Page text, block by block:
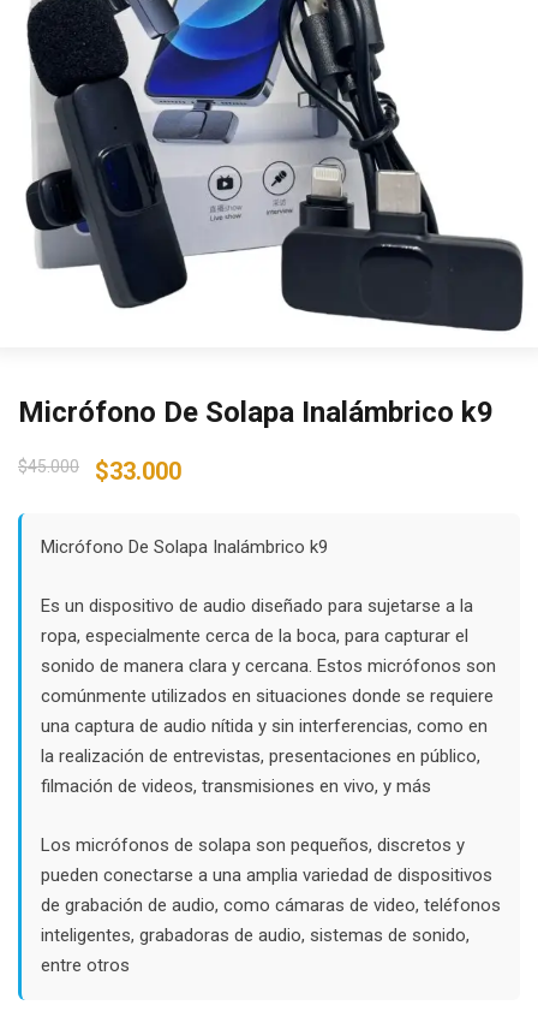
Micrófono De Solapa Inalámbrico k9
$45.000
Original
$45.000.
$33.000Current
$33.000.
Micrófono De Solapa Inalámbrico k9
Es un dispositivo de audio diseñado para sujetarse a la
ropa, especialmente cerca de la boca, para capturar el
sonido de manera clara y cercana. Estos micrófonos son
comúnmente utilizados en situaciones donde se requiere
una captura de audio nítida y sin interferencias, como en
la realización de entrevistas, presentaciones en público,
filmación de videos, transmisiones en vivo, y más
Los micrófonos de solapa son pequeños, discretos y
pueden conectarse a una amplia variedad de dispositivos
de grabación de audio, como cámaras de video, teléfonos
inteligentes, grabadoras de audio, sistemas de sonido,
entre otros